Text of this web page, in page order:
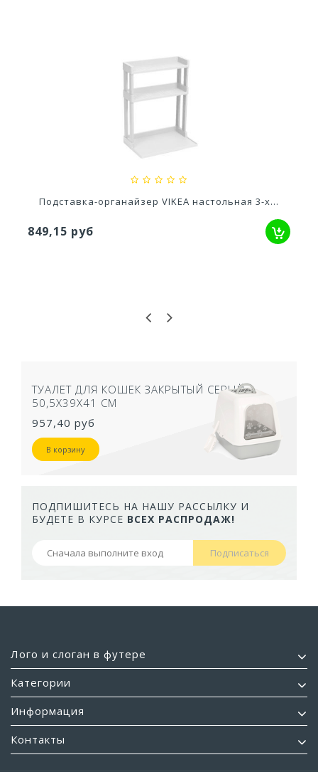
Кружка Нова 0,4 л. 85*85*95мм
Подставка-органайзер VIKEA настольная 3-х...
849,15 руб
ТУАЛЕТ ДЛЯ КОШЕК ЗАКРЫТЫЙ СЕРЫЙ
50,5Х39Х41 СМ
957,40 руб
В корзину
ПОДПИШИТЕСЬ НА НАШУ РАССЫЛКУ И
БУДЕТЕ В КУРСЕ ВСЕХ РАСПРОДАЖ!
Подписаться
Лого и слоган в футере
Категории
Информация
Контакты